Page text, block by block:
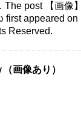
post 【画像】
appeared on
Reserved.
画像あり）